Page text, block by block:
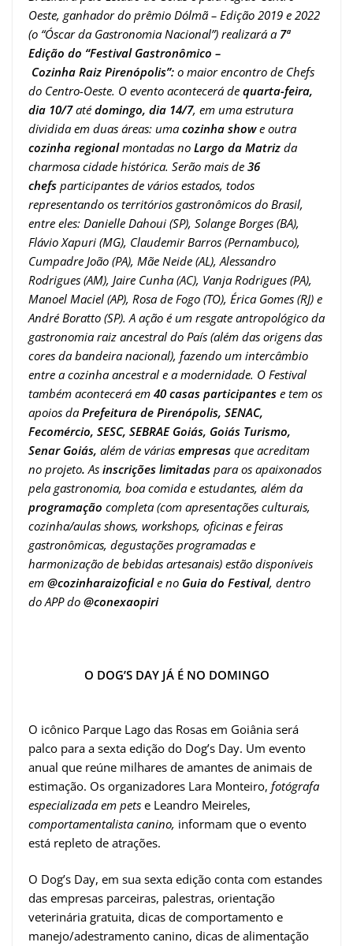
Oeste, ganhador do prêmio Dólmã – Edição 2019 e 2022
(o “Óscar da Gastronomia Nacional”) realizará a 7ª
Edição do “Festival Gastronômico –
Cozinha Raiz Pirenópolis”: o maior encontro de Chefs
do Centro-Oeste. O evento acontecerá de quarta-feira,
dia 10/7até domingo, dia 14/7, em uma estrutura
dividida em duas áreas: uma cozinha showe outra
cozinha regionalmontadas no Largo da Matriz da
charmosa cidade histórica. Serão mais de 36
chefs participantes de vários estados, todos
representando os territórios gastronômicos do Brasil,
entre eles: Danielle Dahoui (SP), Solange Borges (BA),
Flávio Xapuri (MG), Claudemir Barros (Pernambuco),
Cumpadre João (PA), Mãe Neide (AL), Alessandro
Rodrigues (AM), Jaire Cunha (AC), Vanja Rodrigues (PA),
Manoel Maciel (AP), Rosa de Fogo (TO), Érica Gomes (RJ) e
André Boratto (SP). A ação é um resgate antropológico da
gastronomia raiz ancestral do País (além das origens das
cores da bandeira nacional), fazendo um intercâmbio
entre a cozinha ancestral e a modernidade. O Festival
também acontecerá em 40 casas participantes e tem os
apoios da Prefeitura de Pirenópolis, SENAC,
Fecomércio, SESC, SEBRAE Goiás, Goiás Turismo,
Senar Goiás, além de várias empresas que acreditam
no projeto. As inscrições limitadas para os apaixonados
pela gastronomia, boa comida e estudantes, além da
programação completa (com apresentações culturais,
cozinha/aulas shows, workshops, oficinas e feiras
gastronômicas, degustações programadas e
harmonização de bebidas artesanais) estão disponíveis
em @cozinharaizoficial e no Guia do Festival, dentro
do APP do @conexaopiri
O DOG’S DAY JÁ É NO DOMINGO
O icônico Parque Lago das Rosas em Goiânia será
palco para a sexta edição do Dog’s Day. Um evento
anual que reúne milhares de amantes de animais de
estimação. Os organizadores Lara Monteiro, fotógrafa
especializada em pets e Leandro Meireles,
comportamentalista canino, informam que o evento
está repleto de atrações.
O Dog’s Day, em sua sexta edição conta com estandes
das empresas parceiras, palestras, orientação
veterinária gratuita, dicas de comportamento e
manejo/adestramento canino, dicas de alimentação